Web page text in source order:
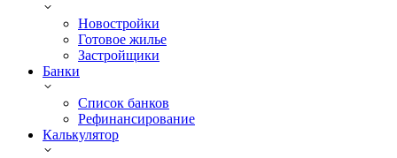
Новостройки
Готовое жилье
Застройщики
Банки
Список банков
Рефинансирование
Калькулятор